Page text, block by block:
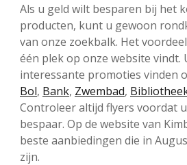
Als u geld wilt besparen bij het
producten, kunt u gewoon
van onze zoekbalk. Het
één plek op onze website vindt.
interessante promoties vinden
Bol, Bank, Zwembad,
Controleer altijd flyers voordat
bespaar. Op de website van
beste aanbiedingen die in
zijn.